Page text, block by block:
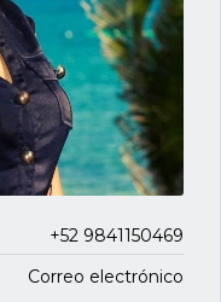
+52 9841150469
Correo electrónico